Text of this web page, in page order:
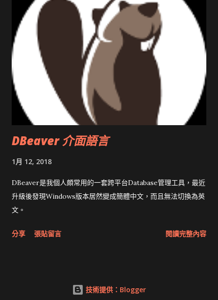
DBeaver 介面語言
1月 12, 2018
DBeaver是我個人頗常用的一套跨平台Database管理工具，最近
升級後發現Windows版本居然變成簡體中文，而且無法切換為英
文。
分享 張貼留言 閱讀完整內容
技術提供：Blogger